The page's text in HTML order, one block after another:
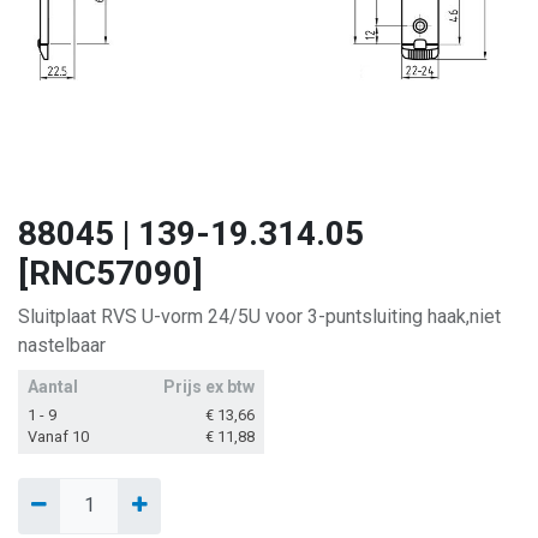
88045 | 139-19.314.05
[RNC57090]
Sluitplaat RVS U-vorm 24/5U voor 3-puntsluiting haak,niet
nastelbaar
Aantal Prijs ex btw
1 - 9 € 13,66
Vanaf 10
€ 11,88